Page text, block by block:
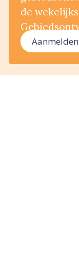
de